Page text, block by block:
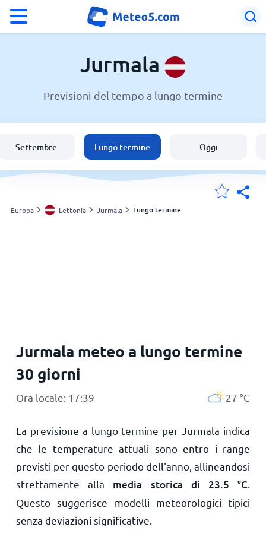
Meteo a Jurmala
Italia
Svizzera
Jurmala
Previsioni del tempo a lungo termine
Settembre Lungo termine Oggi
Europa Lettonia Jurmala Lungo termine
Jurmala meteo a lungo termine
30 giorni
Ora locale: 17:39 27 °C
La previsione a lungo termine per Jurmala indica
che le temperature attuali sono entro i range
previsti per questo periodo dell'anno, allineandosi
strettamente alla media storica di 23.5 °C
Questo suggerisce modelli meteorologici tipici
senza deviazioni significative.